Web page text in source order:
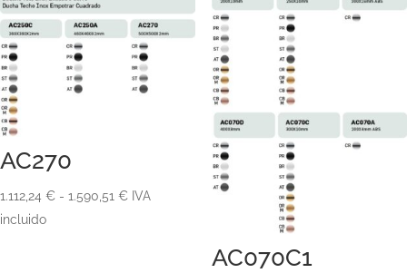
AC270
1.112,24 € - 1.590,51 €Rango
IVA
incluido
AC070C1